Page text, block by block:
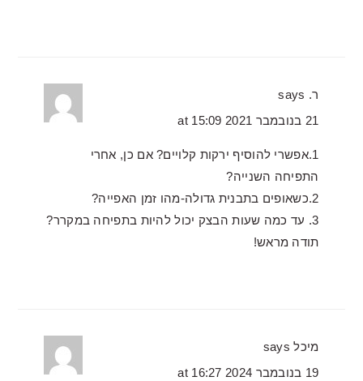
ר. says
21 בנובמבר 2021 at 15:09
1.אפשרי להוסיף ירקות קלויים? אם כן, אחרי
התפיחה השנייה?
2.כשאופים בתבנית גדולה-מהו זמן האפייה?
3. עד כמה שעות הבצק יכול להיות בתפיחה במקרר?
תודה מראש!
מיכל says
19 בנובמבר 2024 at 16:27